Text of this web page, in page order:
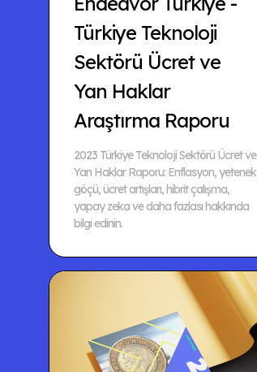
Türkiye Teknoloji
Sektörü Ücret ve
Yan Haklar
Araştırma Raporu
2023 Türkiye Teknoloji Sektörü Ücret ve
Yan Haklar Raporu: Enflasyon, yetenek
göçü, ücret artışları, hibrit çalışma,
yapay zeka ve daha fazlası hakkında
bilgi edinin.